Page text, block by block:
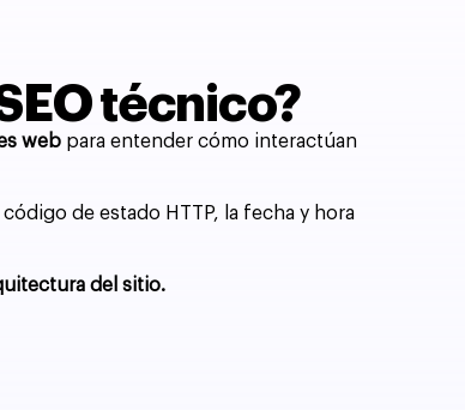
técnico?
web para entender cómo interactúan
de estado HTTP, la fecha y hora
del sitio.